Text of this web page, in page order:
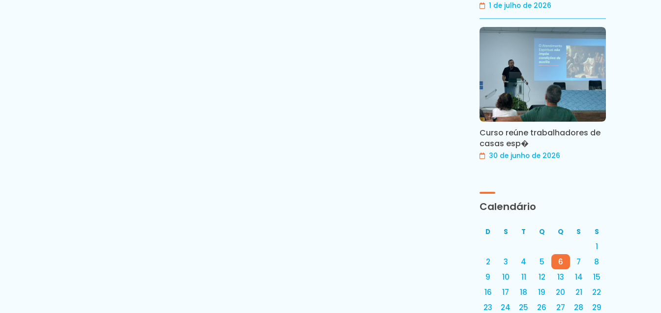
1 de julho de 2026
Curso reúne trabalhadores de
casas esp�
30 de junho de 2026
Calendário
D S T Q Q S S
1
2
3 4 5 6 7
8
9
10 11 12 13 14
15
16
17 18 19 20 21
22
23
24 25 26 27 28
29